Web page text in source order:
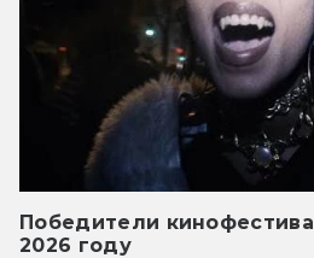
Победители
2026 году